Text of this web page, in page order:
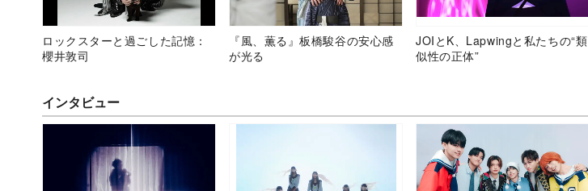
ロックスターと過ごした記憶：
櫻井敦司
『風、薫る』板橋駿谷の安心感
が光る
JOIとK、Lapwingと私たちの“類
似性の正体”
インタビュー